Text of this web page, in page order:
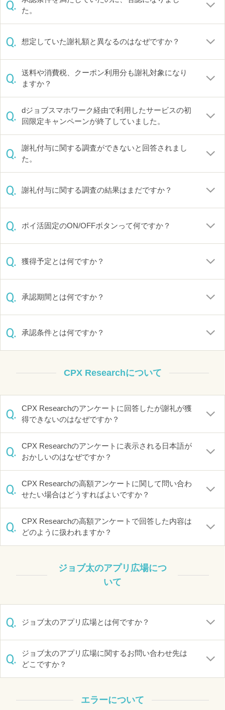
Q.
た。
Q. 想定していた謝礼額と異なるのはなぜですか？
Q.
送料や消費税、クーポン利用分も謝礼対象になり
ますか？
Q.
dジョブスマホワーク経由で利用したサービスの初
回限定キャンペーンが終了していました。
Q.
謝礼付与に関する調査ができないと回答されまし
た。
Q. 謝礼付与に関する調査の結果はまだですか？
Q. ポイ活固定のON/OFFボタンって何ですか？
Q. 獲得予定とは何ですか？
Q. 承認期間とは何ですか？
Q. 承認条件とは何ですか？
CPX Researchについて
Q.
CPX Researchのアンケートに回答したが謝礼が獲
得できないのはなぜですか？
Q.
CPX Researchのアンケートに表示される日本語が
おかしいのはなぜですか？
Q.
CPX Researchの高額アンケートに関して問い合わ
せたい場合はどうすればよいですか？
Q.
CPX Researchの高額アンケートで回答した内容は
どのように扱われますか？
ジョブ太のアプリ広場につ
いて
Q. ジョブ太のアプリ広場とは何ですか？
Q.
ジョブ太のアプリ広場に関するお問い合わせ先は
どこですか？
エラーについて